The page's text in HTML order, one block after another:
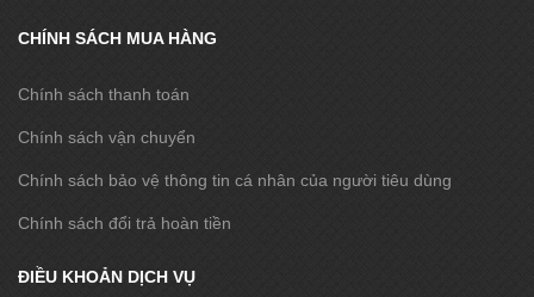
CHÍNH SÁCH MUA HÀNG
Chính sách thanh toán
Chính sách vận chuyển
Chính sách bảo vệ thông tin cá nhân của người tiêu dùng
Chính sách đổi trả hoàn tiền
ĐIỀU KHOẢN DỊCH VỤ